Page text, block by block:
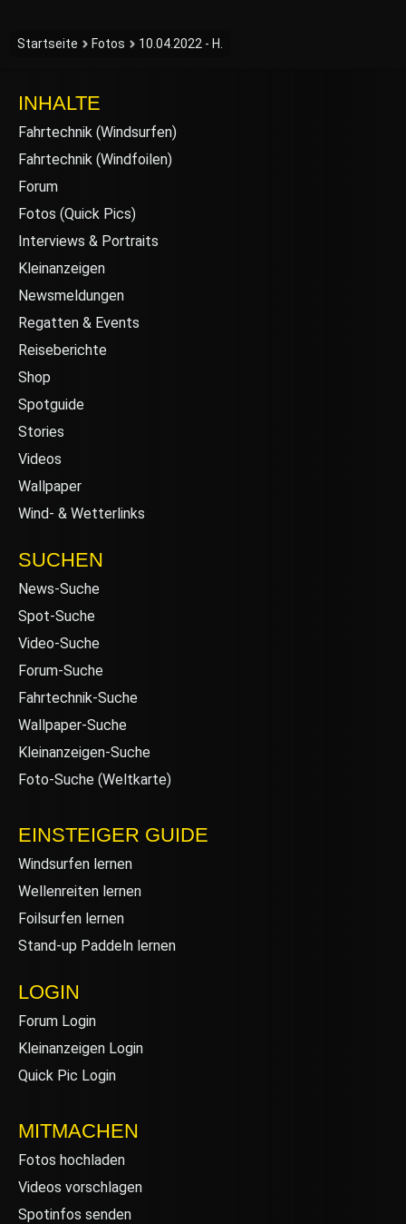
Startseite Fotos 10.04.2022 - H.
INHALTE
Fahrtechnik (Windsurfen)
Fahrtechnik (Windfoilen)
Forum
Fotos (Quick Pics)
Interviews & Portraits
Kleinanzeigen
Newsmeldungen
Regatten & Events
Reiseberichte
Shop
Spotguide
Stories
Videos
Wallpaper
Wind- & Wetterlinks
SUCHEN
News-Suche
Spot-Suche
Video-Suche
Forum-Suche
Fahrtechnik-Suche
Wallpaper-Suche
Kleinanzeigen-Suche
Foto-Suche (Weltkarte)
EINSTEIGER GUIDE
Windsurfen lernen
Wellenreiten lernen
Foilsurfen lernen
Stand-up Paddeln lernen
LOGIN
Forum Login
Kleinanzeigen Login
Quick Pic Login
MITMACHEN
Fotos hochladen
Videos vorschlagen
Spotinfos senden